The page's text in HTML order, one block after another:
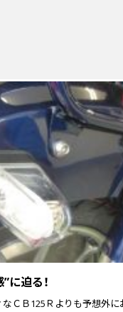
に迫る！
ＣＢ125Ｒよりも予想外に